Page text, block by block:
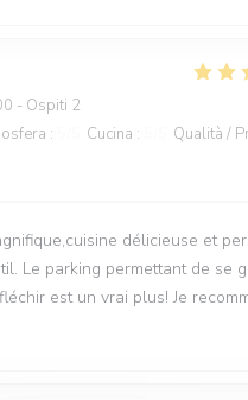
- Ospiti 2
: Cucina : Qualità /
délicieuse et
Le parking permettant de se
est un vrai plus! Je